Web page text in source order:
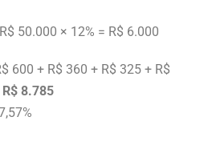
50.000 × 12% = R$ 6.000
600 + R$ 360 + R$ 325 + R$
R$ 8.785